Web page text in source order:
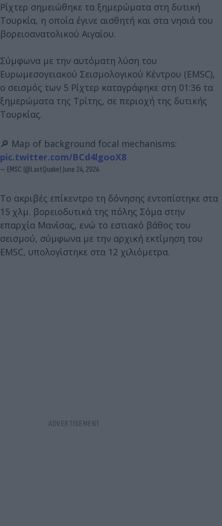
Ρίχτερ σημειώθηκε τα ξημερώματα στη δυτική
Τουρκία, η οποία έγινε αισθητή και στα νησιά του
βορειοανατολικού Αιγαίου.
Σύμφωνα με την αυτόματη λύση του
Ευρωμεσογειακού Σεισμολογικού Κέντρου (EMSC),
ο σεισμός των 5 Ρίχτερ καταγράφηκε στη 01:36 τα
ξημερώματα της Τρίτης, σε περιοχή της δυτικής
Τουρκίας.
🔎 Map of background focal mechanisms:
pic.twitter.com/BCd4lgooX8
— EMSC (@LastQuake) June 24, 2024
Το ακριβές επίκεντρο τη δόνησης εντοπίστηκε στα
15 χλμ. βορειοδυτικά της πόλης Σόμα στην
επαρχία Μανίσας, ενώ το εστιακό βάθος του
σεισμού, σύμφωνα με την αρχική εκτίμηση του
EMSC, υπολογίστηκε στα 12 χιλιόμετρα.